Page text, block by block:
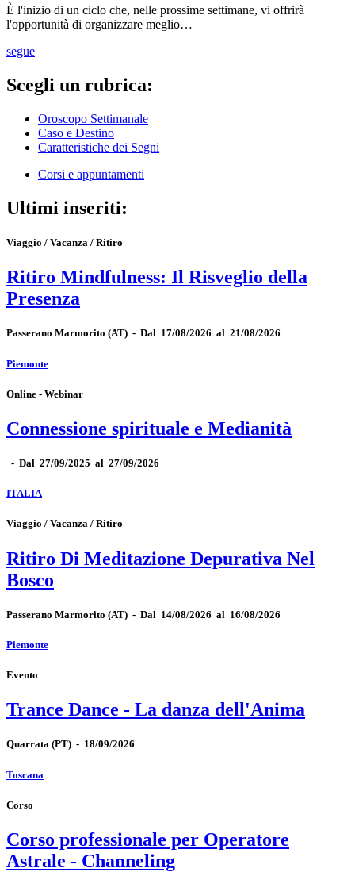
È l'inizio di un ciclo che, nelle prossime settimane, vi offrirà
l'opportunità di organizzare meglio…
segue
Scegli un rubrica:
Oroscopo Settimanale
Caso e Destino
Caratteristiche dei Segni
Corsi e appuntamenti
Ultimi inseriti:
Viaggio / Vacanza / Ritiro
Ritiro Mindfulness: Il Risveglio della
Presenza
Passerano Marmorito (AT) - Dal 17/08/2026 al 21/08/2026
Piemonte
Online - Webinar
Connessione spirituale e Medianità
- Dal 27/09/2025 al 27/09/2026
ITALIA
Viaggio / Vacanza / Ritiro
Ritiro Di Meditazione Depurativa Nel
Bosco
Passerano Marmorito (AT) - Dal 14/08/2026 al 16/08/2026
Piemonte
Evento
Trance Dance - La danza dell'Anima
Quarrata (PT) - 18/09/2026
Toscana
Corso
Corso professionale per Operatore
Astrale - Channeling